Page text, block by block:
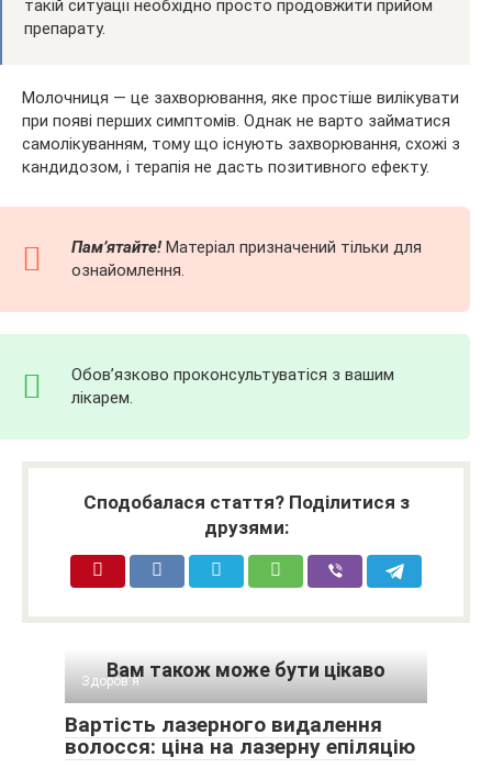
такій ситуації необхідно просто продовжити прийом
препарату.
Молочниця — це захворювання, яке простіше вилікувати
при появі перших симптомів. Однак не варто займатися
самолікуванням, тому що існують захворювання, схожі з
кандидозом, і терапія не дасть позитивного ефекту.
Пам’ятайте! Матеріал призначений тільки для
ознайомлення.
Обов’язково проконсультуватіся з вашим
лікарем.
Сподобалася стаття? Поділитися з
друзями:
Вам також може бути цікаво
Здоров'я
Вартість лазерного видалення
волосся: ціна на лазерну епіляцію